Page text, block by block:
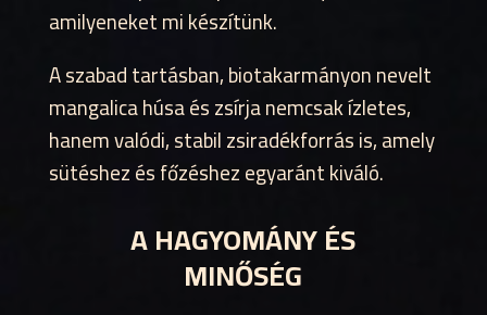
amilyeneket mi készítünk.
A szabad tartásban, biotakarmányon nevelt
mangalica húsa és zsírja nemcsak ízletes,
hanem valódi, stabil zsiradékforrás is, amely
sütéshez és főzéshez egyaránt kiváló.
A HAGYOMÁNY ÉS
MINŐSÉG